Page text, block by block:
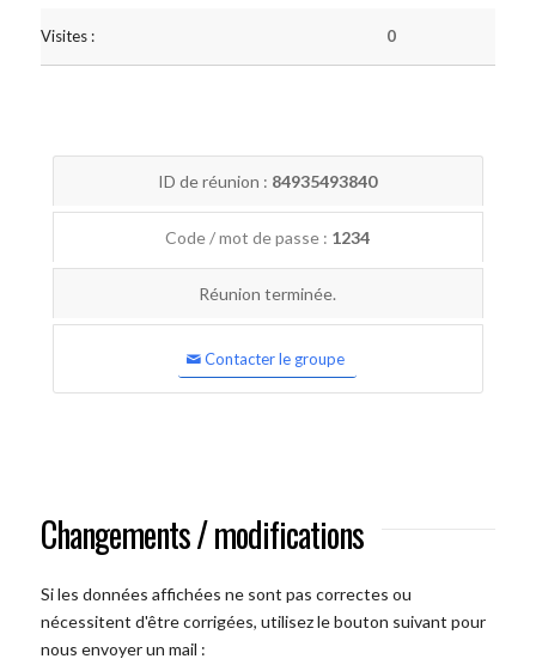
Visites : 0
ID de réunion : 84935493840
Code / mot de passe : 1234
Réunion terminée.
Contacter le groupe
Changements / modifications
Si les données affichées ne sont pas correctes ou
nécessitent d'être corrigées, utilisez le bouton suivant pour
nous envoyer un mail :